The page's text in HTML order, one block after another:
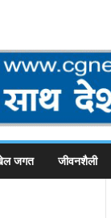
जगत जीवनशैली